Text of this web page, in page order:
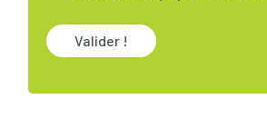
Valider !